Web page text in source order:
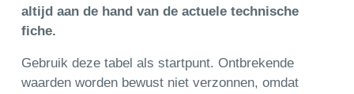
altijd aan de hand van de actuele technische
fiche.
Gebruik deze tabel als startpunt. Ontbrekende
waarden worden bewust niet verzonnen, omdat